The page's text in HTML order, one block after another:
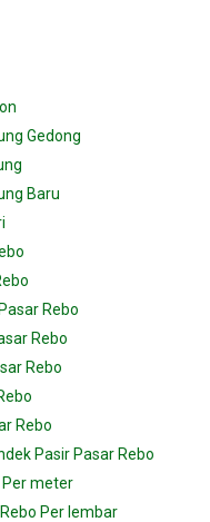
Gedong
Baru
Rebo
Rebo
Rebo
Rebo
Pasir Pasar Rebo
Per meter
Per lembar